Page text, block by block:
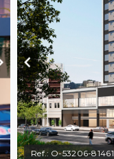
Ref.: O-53206-81461